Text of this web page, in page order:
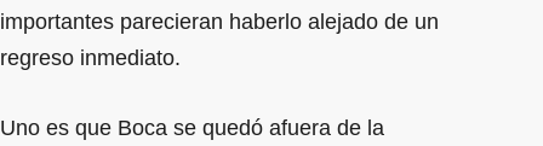
importantes parecieran haberlo alejado de un
regreso inmediato.
Uno es que Boca se quedó afuera de la